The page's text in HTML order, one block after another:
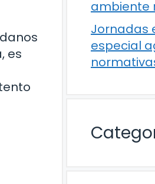
es
ambiente
Jornadas
especial